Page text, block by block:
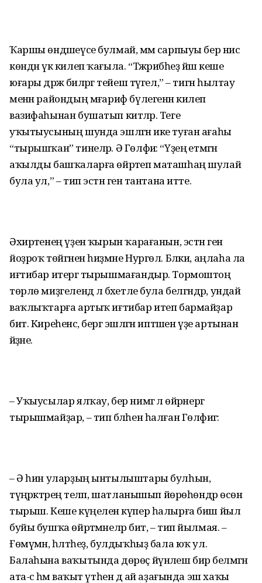
Ҡаршы өндәшеүсе булмай, әммә сарпыуы бер нисә
көндән үк килеп ҡағыла. “Тәжрибәһеҙ йәш кеше
юғары дәрәжә биләргә тейеш түгел,” – тигән һылтау
менән райондың мәғариф бүлегенән килеп
вазифаһынан бушатып китәләр. Теге
уҡытыусының шунда эшләгән ике туған ағаһы
“тырышҡан” тинеләр. Ә Гөлфиә: “Үҙеңә етмәгән
аҡылды башҡаларға өйрәтеп маташһаң шулай
була ул,” – тип эстән генә тантана итте.
Әхирәтенең үҙенә ҡырын ҡарағанын, эстән генә
йоҙроҡ төйгәнен һиҙмәне Нургөл. Бәлки, аңлаһа ла
иғтибар итергә тырышмағандыр. Тормоштоң
төрлө миҙгелендә лә бәхетле була белгәндәр, ундай
ваҡлыҡтарға артыҡ иғтибар итеп бармайҙар
бит. Киреһенсә, бергә эшләгән иптәшен үҙе артынан
әйҙәне.
– Уҡыусылар ялҡау, бер нимәгә лә өйрәнергә
тырышмайҙар, – тип бәләһен һалған Гөлфиәгә:
– Ә һин уларҙың ынтылыштары булһын,
түңәрәктәреңә теләп, шатланышып йөрөһөндәр өсөн
тырыш. Кеше күңеленә күпер һалырға биш йыл
буйы бушҡа өйрәтмәнеләр бит, – тип йылмая. –
Ғөмүмән, һәләтһеҙ, булдыҡһыҙ бала юҡ ул.
Балаһына ваҡытында дөрөҫ йүнәлеш бирә белмәгән
ата-әсә һәм ваҡыт үтһен дә ай аҙағында эш хаҡы